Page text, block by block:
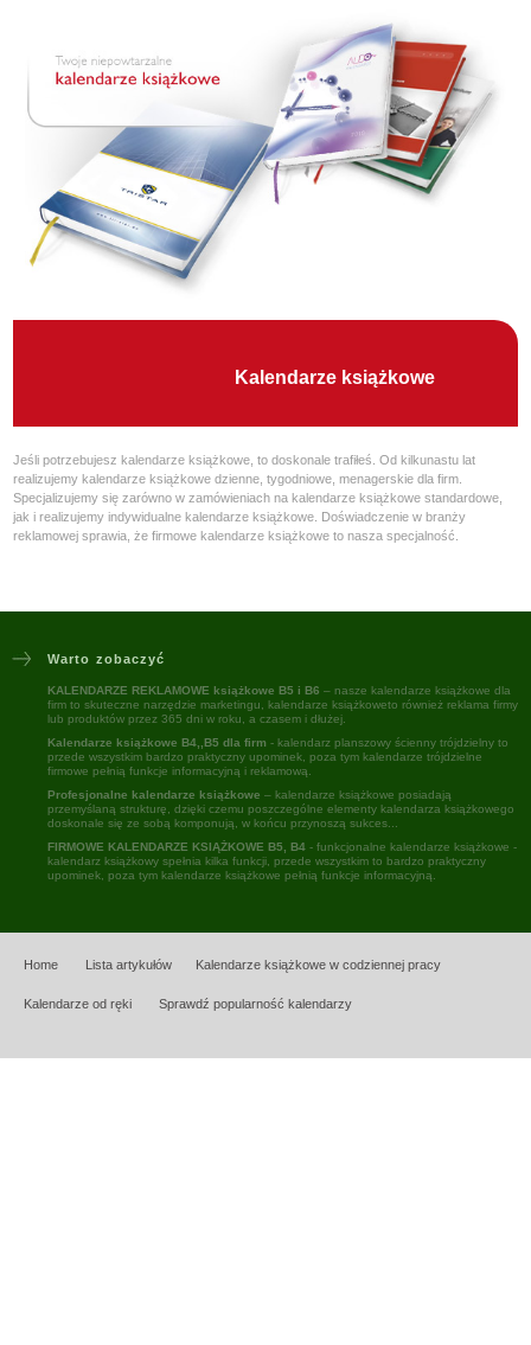
Kalendarze książkowe
Jeśli potrzebujesz kalendarze książkowe, to doskonale trafiłeś. Od kilkunastu lat
realizujemy kalendarze książkowe dzienne, tygodniowe, menagerskie dla firm.
Specjalizujemy się zarówno w zamówieniach na kalendarze książkowe standardowe,
jak i realizujemy indywidualne kalendarze książkowe. Doświadczenie w branży
reklamowej sprawia, że firmowe kalendarze książkowe to nasza specjalność.
Warto zobaczyć
KALENDARZE REKLAMOWE książkowe B5 i B6 – nasze kalendarze książkowe dla
firm to skuteczne narzędzie marketingu, kalendarze książkoweto również reklama firmy
lub produktów przez 365 dni w roku, a czasem i dłużej.
Kalendarze książkowe B4,,B5 dla firm - kalendarz planszowy ścienny trójdzielny to
przede wszystkim bardzo praktyczny upominek, poza tym kalendarze trójdzielne
firmowe pełnią funkcje informacyjną i reklamową.
Profesjonalne kalendarze książkowe – kalendarze książkowe posiadają
przemyślaną strukturę, dzięki czemu poszczególne elementy kalendarza książkowego
doskonale się ze sobą komponują, w końcu przynoszą sukces...
FIRMOWE KALENDARZE KSIĄŻKOWE B5, B4 - funkcjonalne kalendarze książkowe -
kalendarz książkowy spełnia kilka funkcji, przede wszystkim to bardzo praktyczny
upominek, poza tym kalendarze książkowe pełnią funkcje informacyjną.
Home Lista artykułów Kalendarze książkowe w codziennej pracy
Kalendarze od ręki Sprawdź popularność kalendarzy